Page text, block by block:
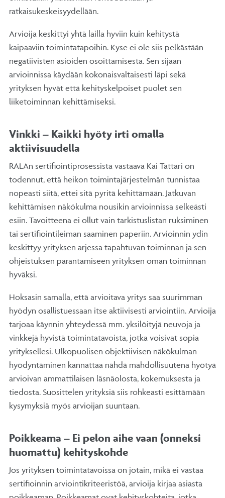
ratkaisukeskeisyydellään.
Arvioija keskittyi yhtä lailla hyviin kuin kehitystä
kaipaaviin toimintatapoihin. Kyse ei ole siis pelkästään
negatiivisten asioiden osoittamisesta. Sen sijaan
arvioinnissa käydään kokonaisvaltaisesti läpi sekä
yrityksen hyvät että kehityskelpoiset puolet sen
liiketoiminnan kehittämiseksi.
Vinkki – Kaikki hyöty irti omalla
aktiivisuudella
RALAn sertifiointiprosessista vastaava Kai Tattari on
todennut, että heikon toimintajärjestelmän tunnistaa
nopeasti siitä, ettei sitä pyritä kehittämään. Jatkuvan
kehittämisen näkökulma nousikin arvioinnissa selkeästi
esiin. Tavoitteena ei ollut vain tarkistuslistan ruksiminen
tai sertifiointileiman saaminen paperiin. Arvioinnin ydin
keskittyy yrityksen arjessa tapahtuvan toiminnan ja sen
ohjeistuksen parantamiseen yrityksen oman toiminnan
hyväksi.
Hoksasin samalla, että arvioitava yritys saa suurimman
hyödyn osallistuessaan itse aktiivisesti arviointiin. Arvioija
tarjoaa käynnin yhteydessä mm. yksilöityjä neuvoja ja
vinkkejä hyvistä toimintatavoista, jotka voisivat sopia
yrityksellesi. Ulkopuolisen objektiivisen näkökulman
hyödyntäminen kannattaa nähdä mahdollisuutena hyötyä
arvioivan ammattilaisen läsnäolosta, kokemuksesta ja
tiedosta. Suosittelen yrityksiä siis rohkeasti esittämään
kysymyksiä myös arvioijan suuntaan.
Poikkeama – Ei pelon aihe vaan (onneksi
huomattu) kehityskohde
Jos yrityksen toimintatavoissa on jotain, mikä ei vastaa
sertifioinnin arviointikriteeristöä, arvioija kirjaa asiasta